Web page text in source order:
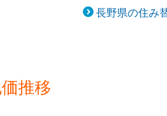
長野県の住み
推移